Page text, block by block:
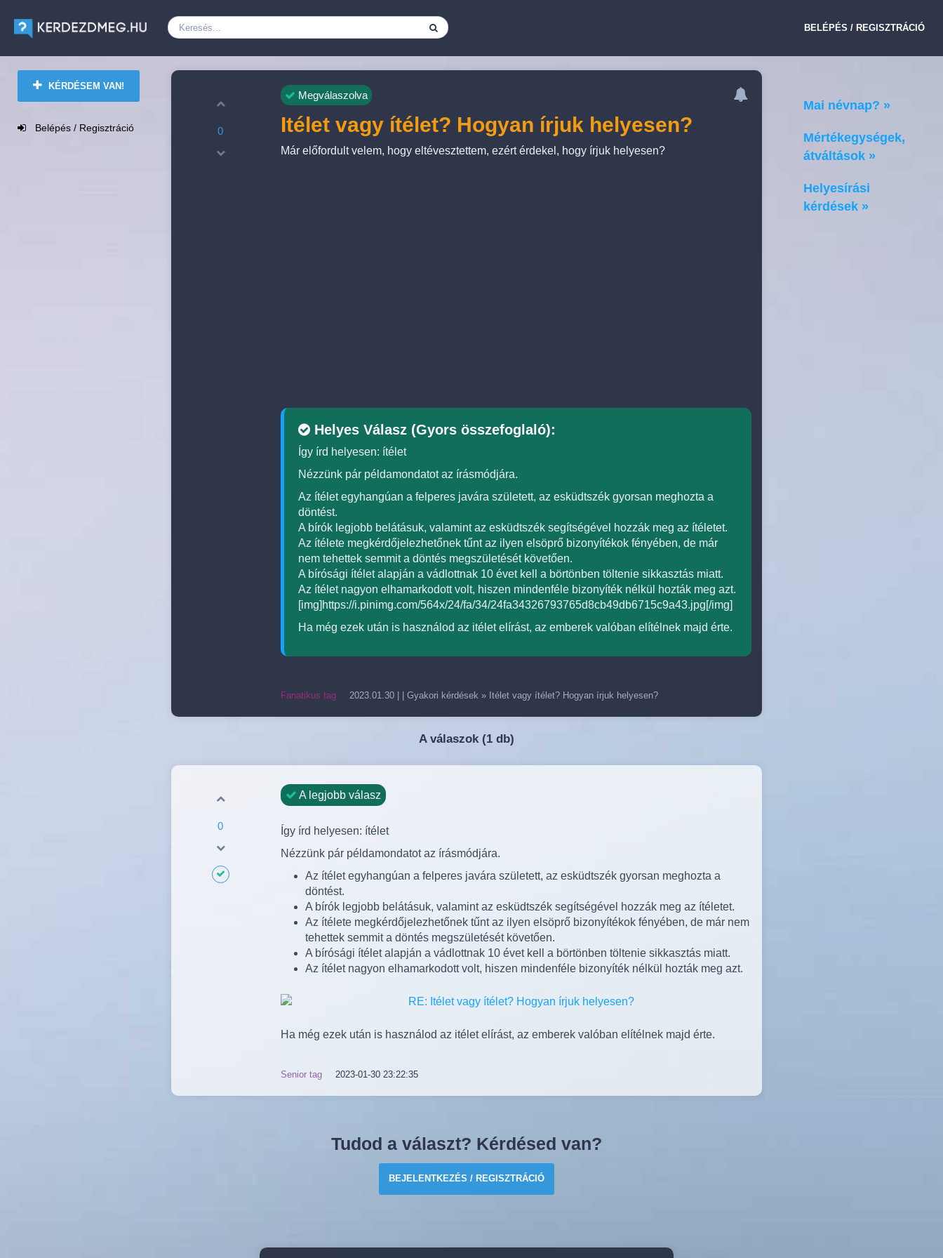
BELÉPÉS / REGISZTRÁCIÓ
KÉRDÉSEM VAN!
Belépés / Regisztráció 0
Megválaszolva
Itélet vagy ítélet? Hogyan írjuk helyesen?
Már előfordult velem, hogy eltévesztettem, ezért érdekel, hogy írjuk helyesen?
Helyes Válasz (Gyors összefoglaló):
Így írd helyesen: ítélet
Nézzünk pár példamondatot az írásmódjára.
Az ítélet egyhangúan a felperes javára született, az esküdtszék gyorsan meghozta a
döntést.
A bírók legjobb belátásuk, valamint az esküdtszék segítségével hozzák meg az ítéletet.
Az ítélete megkérdőjelezhetőnek tűnt az ilyen elsöprő bizonyítékok fényében, de már
nem tehettek semmit a döntés megszületését követően.
A bírósági ítélet alapján a vádlottnak 10 évet kell a börtönben töltenie sikkasztás miatt.
Az ítélet nagyon elhamarkodott volt, hiszen mindenféle bizonyíték nélkül hozták meg azt.
[img]https://i.pinimg.com/564x/24/fa/34/24fa34326793765d8cb49db6715c9a43.jpg[/img]
Ha még ezek után is használod az itélet elírást, az emberek valóban elítélnek majd érte.
Fanatikus tag 2023.01.30 Gyakori kérdések » Itélet vagy ítélet? Hogyan írjuk helyesen?
A válaszok (1 db)
0
A legjobb válasz
Így írd helyesen: ítélet
Nézzünk pár példamondatot az írásmódjára.
Az ítélet egyhangúan a felperes javára született, az esküdtszék gyorsan meghozta a
döntést.
A bírók legjobb belátásuk, valamint az esküdtszék segítségével hozzák meg az ítéletet.
Az ítélete megkérdőjelezhetőnek tűnt az ilyen elsöprő bizonyítékok fényében, de már nem
tehettek semmit a döntés megszületését követően.
A bírósági ítélet alapján a vádlottnak 10 évet kell a börtönben töltenie sikkasztás miatt.
Az ítélet nagyon elhamarkodott volt, hiszen mindenféle bizonyíték nélkül hozták meg azt.
Ha még ezek után is használod az itélet elírást, az emberek valóban elítélnek majd érte.
Senior tag 2023-01-30 23:22:35
Tudod a választ? Kérdésed van?
BEJELENTKEZÉS / REGISZTRÁCIÓ
Mai névnap? »
Mértékegységek,
átváltások »
Helyesírási
kérdések »